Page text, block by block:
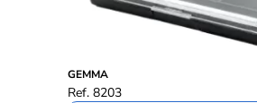
GEMMA
Ref. 8203